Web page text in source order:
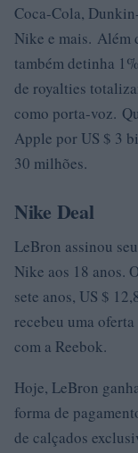
Coca-Cola,
Nike e mais. Além
também detinha
de royalties
como porta-voz.
Apple por US $ 3
30 milhões.
Nike Deal
LeBron assinou
Nike aos 18 anos.
sete anos, US $
recebeu uma
com a Reebok.
Hoje, LeBron
forma de
de calçados